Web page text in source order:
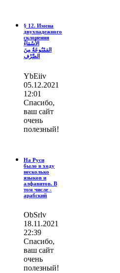
§ 12. Имена
двухпадежного
склонения
الأَسْمَاءُ
المَمْنُوعَةُ مِنَ
الصَّرْفِ
YbEiiv
05.12.2021
12:01
Спасибо,
ваш сайт
очень
полезный!
На Руси
было в ходу
несколько
языков и
алфавитов. В
том числе -
арабский
ОbSrlv
18.11.2021
22:39
Спасибо,
ваш сайт
очень
полезный!